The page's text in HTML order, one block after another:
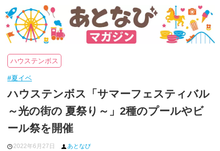
ハウステンボス
#夏イベ
ハウステンボス「サマーフェスティバル
～光の街の 夏祭り～」2種のプールやビ
ール祭を開催
2022年6月27日 あとなび